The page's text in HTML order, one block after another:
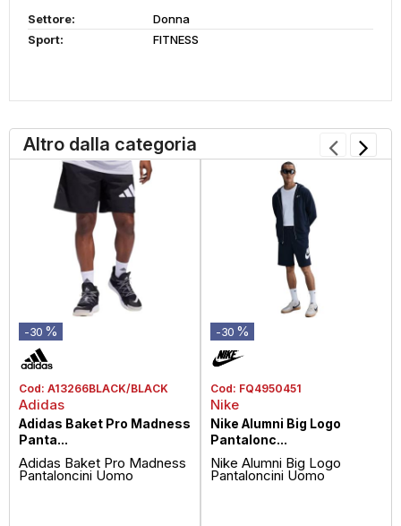
Settore:
Donna
Sport:
FITNESS
Altro dalla categoria
-30 %
Cod: A13266BLACK/BLACK
Adidas
Adidas Baket Pro Madness
Panta...
Adidas Baket Pro Madness
Pantaloncini Uomo
-30 %
Cod: FQ4950451
Nike
Nike Alumni Big Logo
Pantalonc...
Nike Alumni Big Logo
Pantaloncini Uomo